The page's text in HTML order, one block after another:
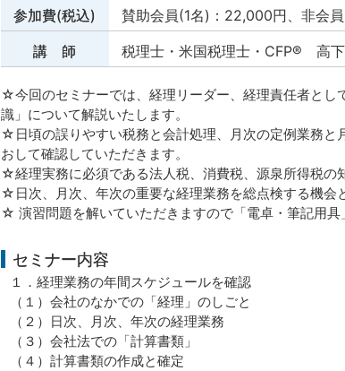
参加費(税込)
賛助会員(1名)：22,000円、非会
講 師
税理士・米国税理士・CFP® 高
☆今回のセミナーでは、経理リーダー、経理責任者とし
識」について解説いたします。
☆日頃の誤りやすい税務と会計処理、月次の定例業務と
おして確認していただきます。
☆経理実務に必須である法人税、消費税、源泉所得税の
☆日次、月次、年次の重要な経理業務を総点検する機会
☆ 演習問題を解いていただきますので「電卓・筆記用具
セミナー内容
１．経理業務の年間スケジュールを確認
（１）会社のなかでの「経理」のしごと
（２）日次、月次、年次の経理業務
（３）会社法での「計算書類」
（４）計算書類の作成と確定